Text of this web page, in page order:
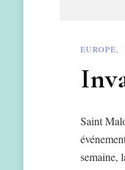
EUROPE
Saint
semaine,